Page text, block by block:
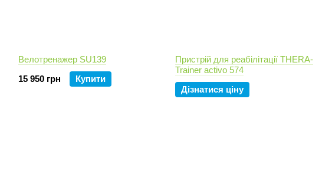
Велотренажер SU139
15 950 грн
Купити
Пристрій для реабілітації THERA-
Trainer activo 574
Дізнатися ціну